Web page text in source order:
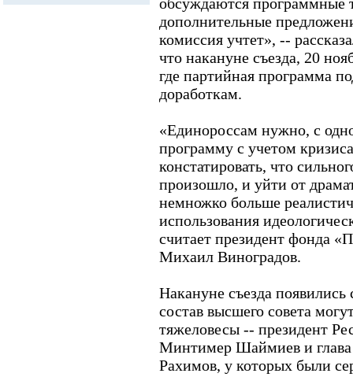
дополнительные
комиссия учтет», --
что накануне съезда, 20
где партийная программа
доработкам.
«Единороссам нужно, с
программу с учетом
констатировать, что
произошло, и уйти от
немножко больше
использования
считает президент фонда
Михаил Виноградов.
Накануне съезда
состав высшего совета
тяжеловесы -- президент
Минтимер Шаймиев и глава
Рахимов, у которых были